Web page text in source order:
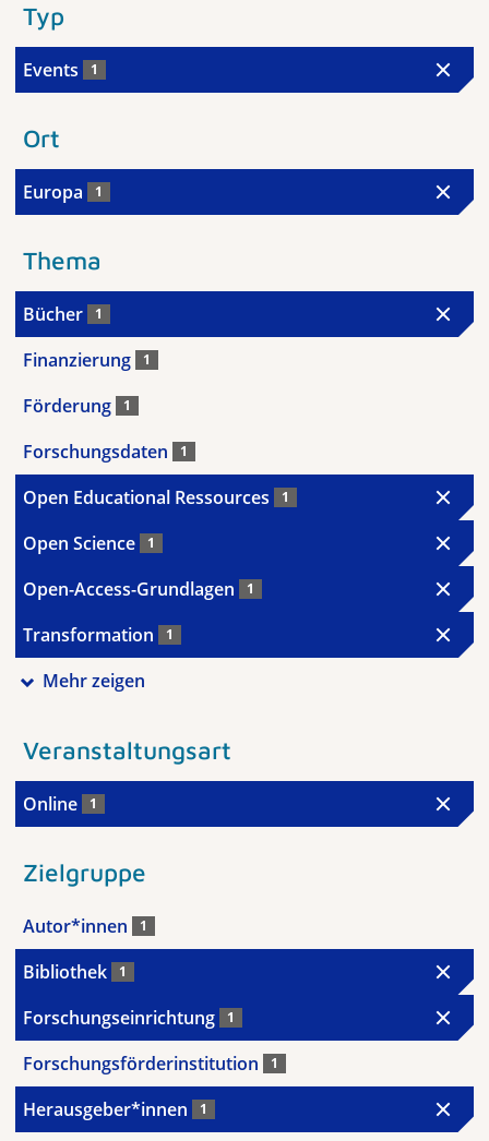
Typ
Events 1
Ort
Europa 1
Thema
Bücher 1
Finanzierung 1
Förderung 1
Forschungsdaten 1
Open Educational Ressources 1
Open Science 1
Open-Access-Grundlagen 1
Transformation 1
Mehr zeigen
Veranstaltungsart
Online 1
Zielgruppe
Autor*innen 1
Bibliothek 1
Forschungseinrichtung 1
Forschungsförderinstitution 1
Herausgeber*innen 1